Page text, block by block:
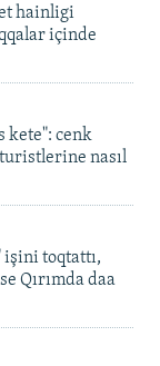
hainligi
içinde
kete": cenk
nasıl
işini toqtattı,
Qırımda daa